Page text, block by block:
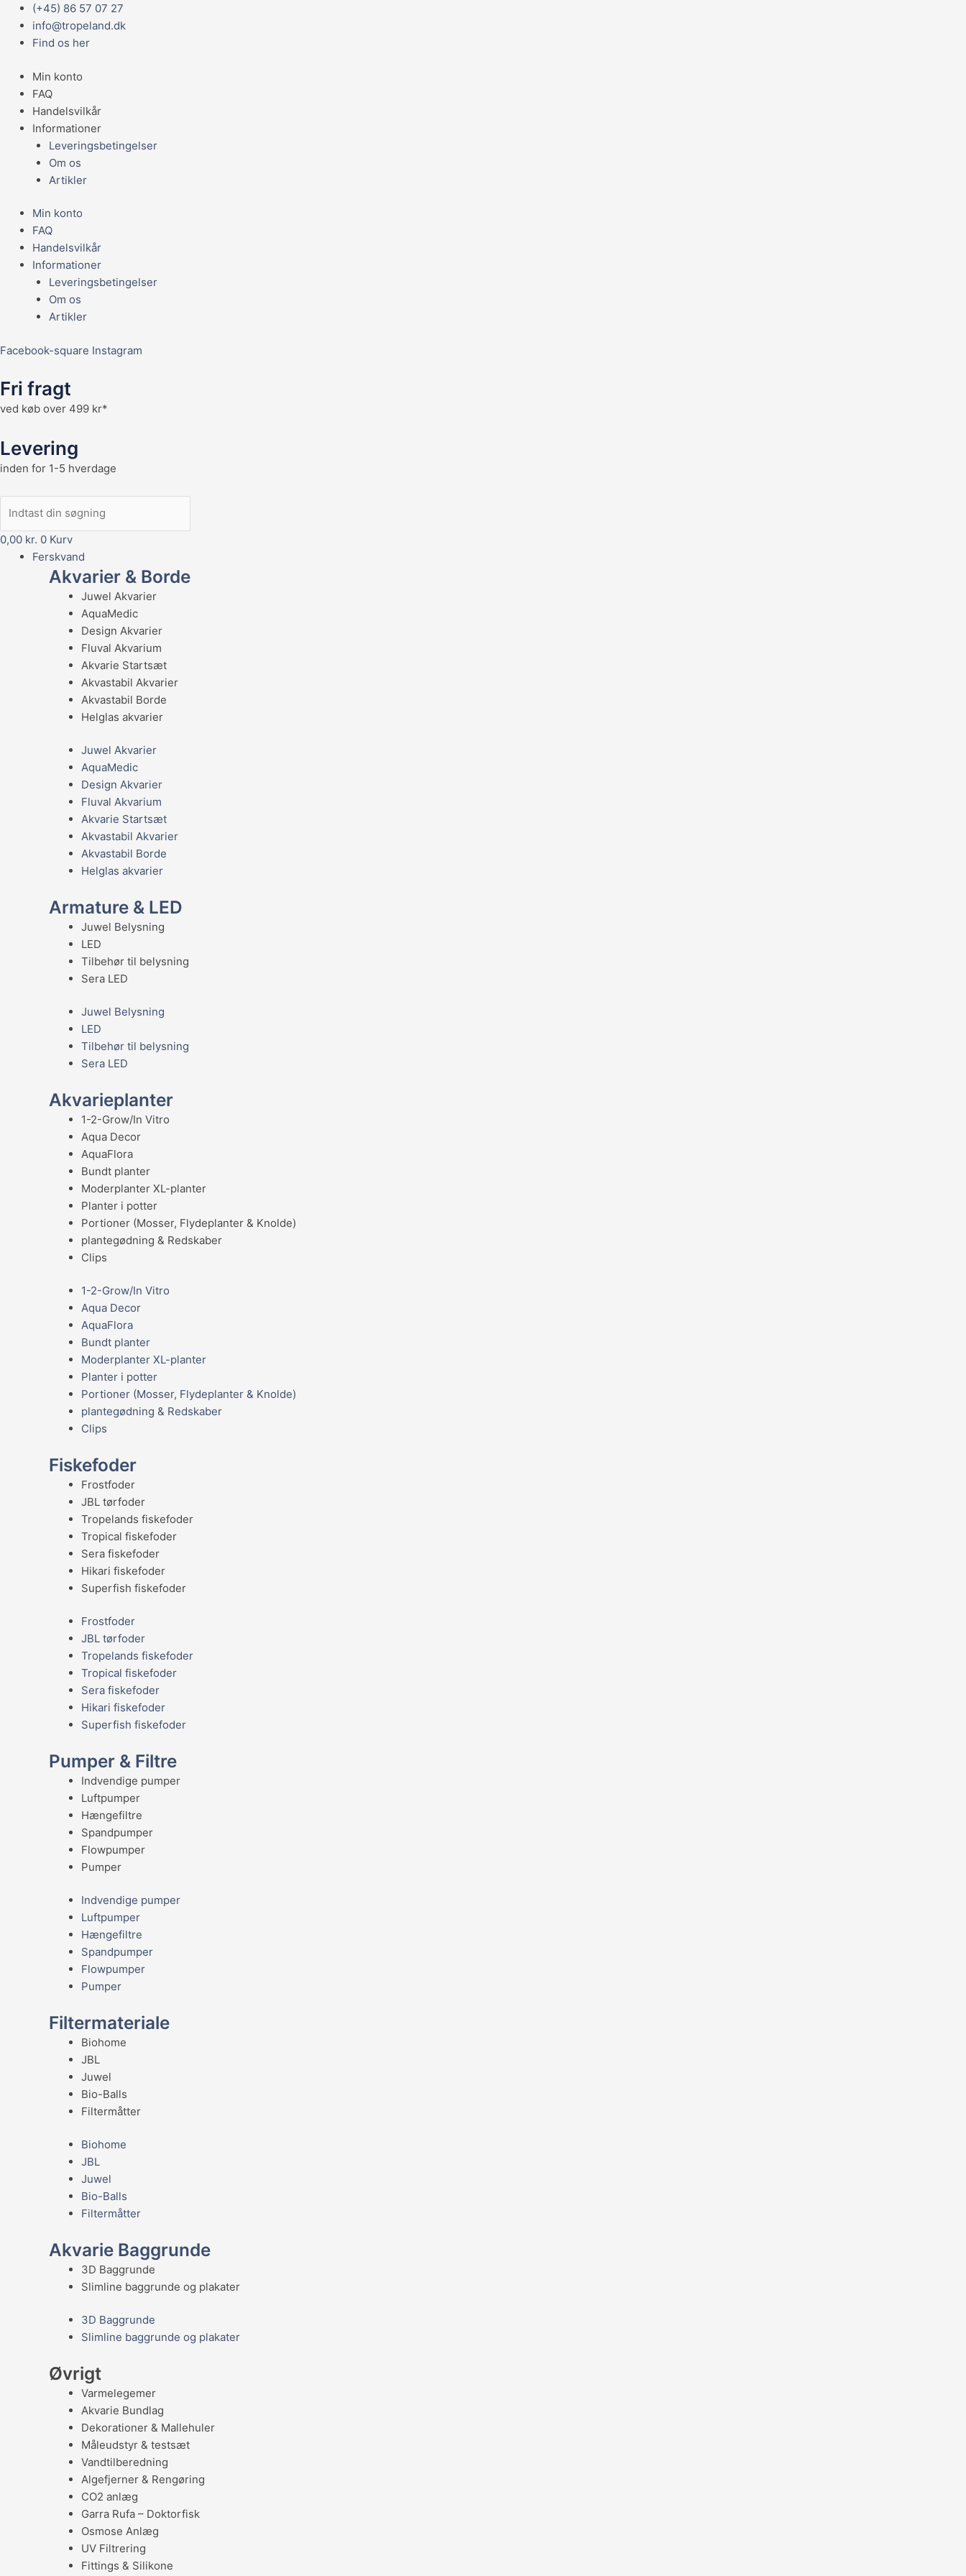
indholdet
(+45) 86 57 07 27
info@tropeland.dk
Find os her
Min konto
FAQ
Handelsvilkår
Informationer
Leveringsbetingelser
Om os
Artikler
Min konto
FAQ
Handelsvilkår
Informationer
Leveringsbetingelser
Om os
Artikler
Facebook-square Instagram
Fri fragt
ved køb over 499 kr*
Levering
inden for 1-5 hverdage
0,00 kr. 0 Kurv
Main
Menu
Ferskvand
Akvarier & Borde
Juwel Akvarier
AquaMedic
Design Akvarier
Fluval Akvarium
Akvarie Startsæt
Akvastabil Akvarier
Akvastabil Borde
Helglas akvarier
Juwel Akvarier
AquaMedic
Design Akvarier
Fluval Akvarium
Akvarie Startsæt
Akvastabil Akvarier
Akvastabil Borde
Helglas akvarier
Armature & LED
Juwel Belysning
LED
Tilbehør til belysning
Sera LED
Juwel Belysning
LED
Tilbehør til belysning
Sera LED
Akvarieplanter
1-2-Grow/In Vitro
Aqua Decor
AquaFlora
Bundt planter
Moderplanter XL-planter
Planter i potter
Portioner (Mosser, Flydeplanter & Knolde)
plantegødning & Redskaber
Clips
1-2-Grow/In Vitro
Aqua Decor
AquaFlora
Bundt planter
Moderplanter XL-planter
Planter i potter
Portioner (Mosser, Flydeplanter & Knolde)
plantegødning & Redskaber
Clips
Fiskefoder
Frostfoder
JBL tørfoder
Tropelands fiskefoder
Tropical fiskefoder
Sera fiskefoder
Hikari fiskefoder
Superfish fiskefoder
Frostfoder
JBL tørfoder
Tropelands fiskefoder
Tropical fiskefoder
Sera fiskefoder
Hikari fiskefoder
Superfish fiskefoder
Pumper & Filtre
Indvendige pumper
Luftpumper
Hængefiltre
Spandpumper
Flowpumper
Pumper
Indvendige pumper
Luftpumper
Hængefiltre
Spandpumper
Flowpumper
Pumper
Filtermateriale
Biohome
JBL
Juwel
Bio-Balls
Filtermåtter
Biohome
JBL
Juwel
Bio-Balls
Filtermåtter
Akvarie Baggrunde
3D Baggrunde
Slimline baggrunde og plakater
3D Baggrunde
Slimline baggrunde og plakater
Øvrigt
Varmelegemer
Akvarie Bundlag
Dekorationer & Mallehuler
Måleudstyr & testsæt
Vandtilberedning
Algefjerner & Rengøring
CO2 anlæg
Garra Rufa – Doktorfisk
Osmose Anlæg
UV Filtrering
Fittings & Silikone
Hydrocotyle
verticillata
antal